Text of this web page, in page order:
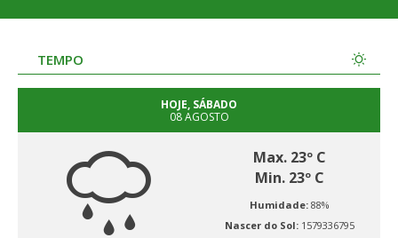
TEMPO
HOJE, SÁBADO
08 AGOSTO
Max. 23º C
Min. 23º C
Humidade: 88%
Nascer do Sol: 1579336795